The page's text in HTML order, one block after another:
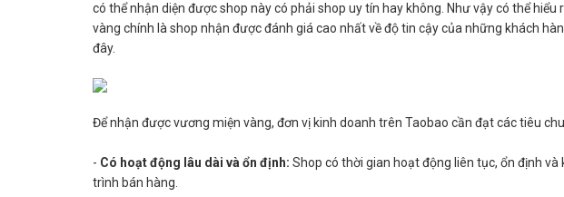
có thể nhận diện được shop này có phải shop uy tín hay không. Như vậy có thể
vàng chính là shop nhận được đánh giá cao nhất về độ tin cậy của những khách
đây.
Để nhận được vương miện vàng, đơn vị kinh doanh trên Taobao cần đạt các tiêu
- Có hoạt động lâu dài và ổn định: Shop có thời gian hoạt động liên tục, ổn định
trình bán hàng.